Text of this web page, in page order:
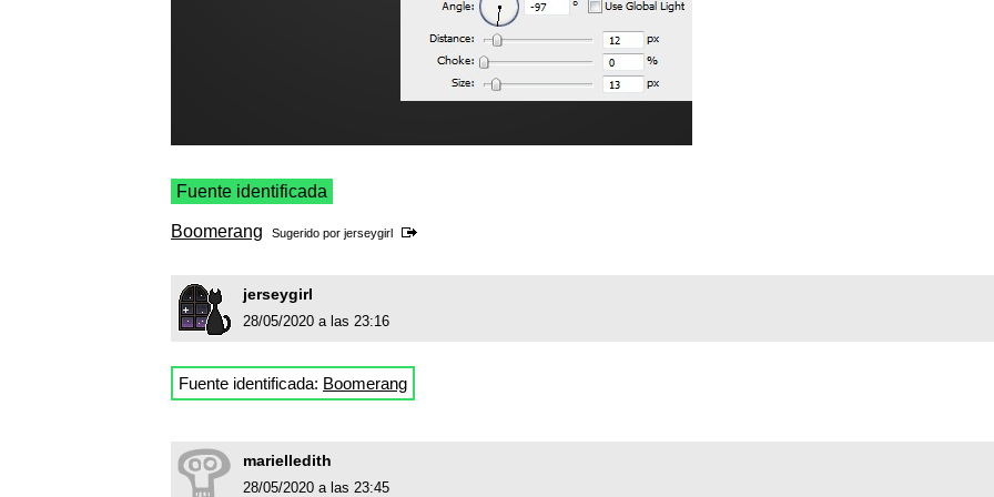
Fuente identificada
Boomerang Sugerido por jerseygirl
jerseygirl
28/05/2020 a las 23:16
Fuente identificada: Boomerang
marielledith
28/05/2020 a las 23:45